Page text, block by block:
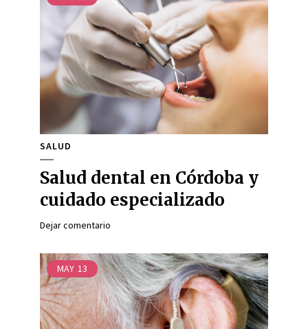
SALUD
Salud dental en Córdoba y
cuidado especializado
Dejar comentario
MAY 13